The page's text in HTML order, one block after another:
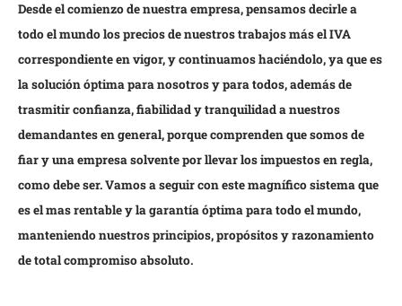
Desde el comienzo de nuestra empresa, pensamos decirle a
todo el mundo los precios de nuestros trabajos más el IVA
correspondiente en vigor, y continuamos haciéndolo, ya que es
la solución óptima para nosotros y para todos, además de
trasmitir confianza, fiabilidad y tranquilidad a nuestros
demandantes en general, porque comprenden que somos de
fiar y una empresa solvente por llevar los impuestos en regla,
como debe ser. Vamos a seguir con este magnífico sistema que
es el mas rentable y la garantía óptima para todo el mundo,
manteniendo nuestros principios, propósitos y razonamiento
de total compromiso absoluto.